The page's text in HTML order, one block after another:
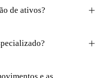
de ativos?